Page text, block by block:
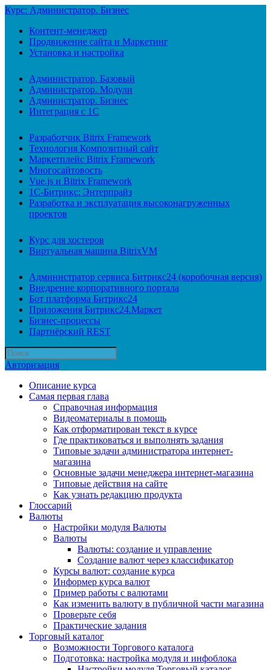
Курс: Администратор. Бизнес
Контент-менеджер
Продвижение сайта и Маркетинг
Установка и настройка
Администратор. Базовый
Администратор. Модули
Администратор. Бизнес
Интеграция с 1С
Разработчик Bitrix Framework
Технология Композитный сайт
Маркетплейс Bitrix Framework
Многосайтовость
Vue.js и Bitrix Framework
1С-Битрикс: Энтерпрайз
Разработка и эксплуатация высоконагруженных
проектов
Курс для хостеров
Виртуальная машина BitrixVM
Администратор сервиса Битрикс24 (коробочная версия)
Внедрение корпоративного портала
Бот платформа Битрикс24
Приложения Битрикс24.Маркет
Бизнес-процессы
Партнёрский REST
Авторизация
Описание курса
Самая первая глава
Справочная информация
Видеоматериалы в помощь
Как отформатирован текст в курсе
Где практиковаться и выполнять задания
Типовые задачи администратора интернет-
магазина
Основные задачи менеджера интернет-магазина
Типовые действия на сайте
Как узнать редакцию продукта
Глоссарий
Валюты
Настройки модуля Валюты
Валюты
Валюты: создание и управление
Создание валют через классификатор
Курсы валют: создание курса
Информер курса валют
Пример работы с валютами
Как изменить валюту в публичной части магазина
Проверьте себя
Практические задания
Торговый каталог
Возможности Торгового каталога
Подготовка: настройка модуля и инфоблока